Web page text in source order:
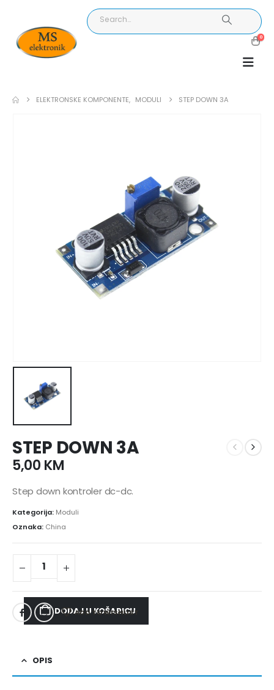
0
ELEKTRONSKE KOMPONENTE, MODULI STEP DOWN 3A
STEP DOWN 3A
5,00 KM
Step down kontroler dc-dc.
Kategorija: Moduli
Oznaka: China
DODAJ U KOŠARICU
ADD TO WISHLIST
OPIS